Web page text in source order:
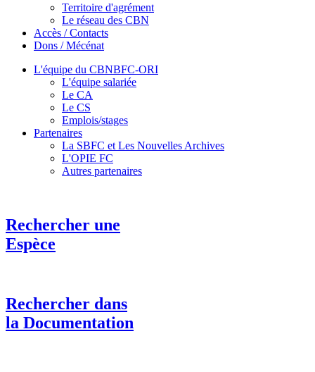
Territoire d'agrément
Le réseau des CBN
Accès / Contacts
Dons / Mécénat
L'équipe du CBNBFC-ORI
L'équipe salariée
Le CA
Le CS
Emplois/stages
Partenaires
La SBFC et Les Nouvelles Archives
L'OPIE FC
Autres partenaires
Rechercher une
Espèce
Rechercher dans
la Documentation